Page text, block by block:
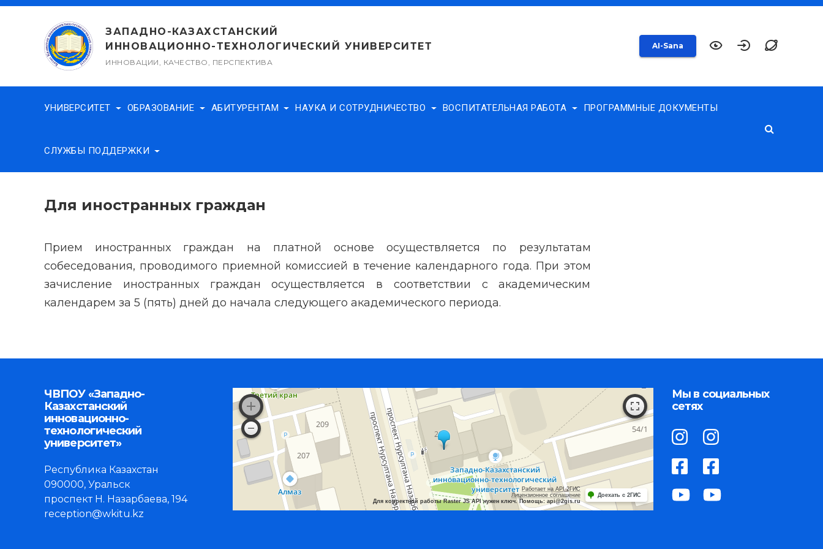
Перейти
содержимому
ЗАПАДНО-КАЗАХСТАНСКИЙ
ИННОВАЦИОННО-ТЕХНОЛОГИЧЕСКИЙ УНИВЕРСИТЕТ
ИННОВАЦИИ, КАЧЕСТВО, ПЕРСПЕКТИВА
AI-Sana
УНИВЕРСИТЕТ ОБРАЗОВАНИЕ АБИТУРЕНТАМ НАУКА И СОТРУДНИЧЕСТВО ВОСПИТАТЕЛЬНАЯ РАБОТА ПРОГРАММНЫЕ ДОКУМЕНТЫ
СЛУЖБЫ ПОДДЕРЖКИ
Для иностранных граждан
Прием иностранных граждан на платной основе осуществляется по результатам
собеседования, проводимого приемной комиссией в течение календарного года. При этом
зачисление иностранных граждан осуществляется в соответствии с академическим
календарем за 5 (пять) дней до начала следующего академического периода.
ЧВПОУ «Западно-
Казахстанский
инновационно-
технологический
университет»
Республика Казахстан
090000, Уральск
проспект Н. Назарбаева, 194
reception@wkitu.kz
Работает на API 2ГИС
Лицензионное соглашение
Для корректной работы Raster JS API нужен ключ. Помощь: api@2gis.ru
Доехать с 2ГИС
Мы в социальных
сетях